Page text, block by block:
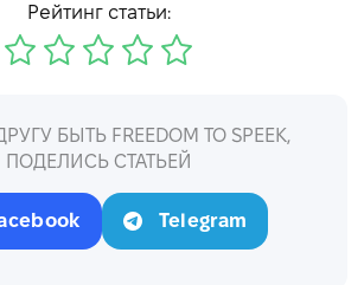
Рейтинг статьи:
БЫТЬ FREEDOM TO SPEEK,
ПОДЕЛИСЬ СТАТЬЕЙ
Telegram